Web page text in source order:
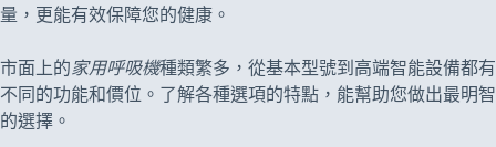
量，更能有效保障您的健康。
市面上的家用呼吸機種類繁多，從基本型號到高端智能設備都有
不同的功能和價位。了解各種選項的特點，能幫助您做出最明智
的選擇。